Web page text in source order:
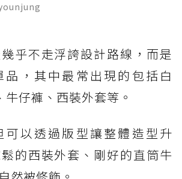
乎不走浮誇設計路線，而是
品，其中最常出現的包括白
仔褲、西裝外套等。
可以透過版型讓整體造型升
的西裝外套、剛好的直筒牛